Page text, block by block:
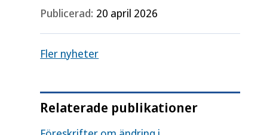
Publicerad: 20 april 2026
Fler nyheter
Relaterade publikationer